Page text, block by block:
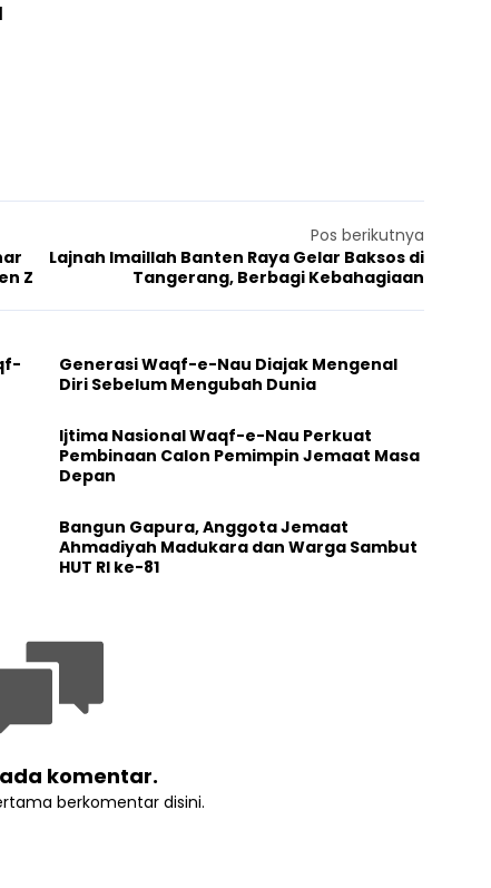
Z
Pos berikutnya
Lajnah Imaillah Banten Raya Gelar Baksos di
Tangerang, Berbagi Kebahagiaan
Generasi Waqf-e-Nau Diajak Mengenal
Diri Sebelum Mengubah Dunia
Ijtima Nasional Waqf-e-Nau Perkuat
Pembinaan Calon Pemimpin Jemaat Masa
Depan
Bangun Gapura, Anggota Jemaat
Ahmadiyah Madukara dan Warga Sambut
HUT RI ke-81
komentar.
berkomentar disini.